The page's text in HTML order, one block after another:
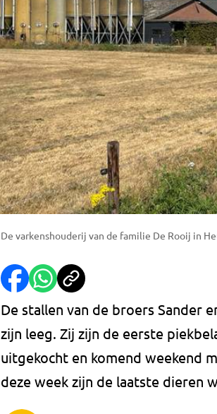
De varkenshouderij van de familie De Rooij in
De stallen van de broers Sander
zijn leeg. Zij zijn de eerste
uitgekocht en komend weekend
deze week zijn de laatste dieren